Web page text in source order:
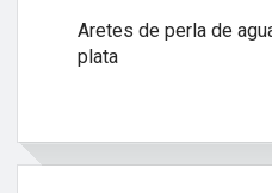
Aretes de perla de
plata